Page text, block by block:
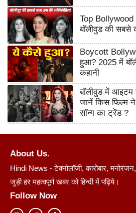
Top
बॉलीवुड की सबसे
Boycott
हुआ? 2025 में
कहानी
बॉलीवुड में
जानें किस फिल्म
सॉन्ग का ट्रेंड ?
About Us.
Hindi News - टेक्नोलॉजी, कारोबार,
जुड़ी हर महत्वपूर्ण खबर को हिन्दी में पढ़िये।
Follow Now